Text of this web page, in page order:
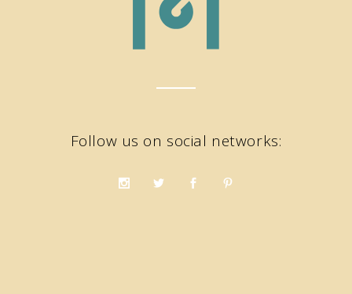
Follow us on social networks: